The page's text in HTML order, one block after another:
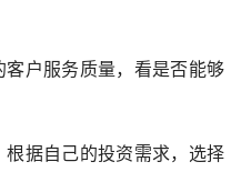
客户服务质量，看是否能够
根据自己的投资需求，选择